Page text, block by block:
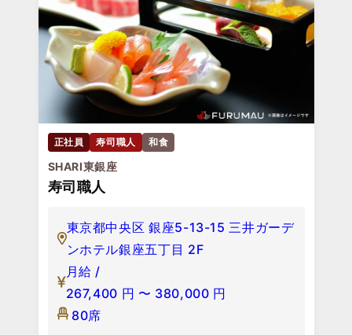
正社員 寿司職人 和食
SHARI東銀座
寿司職人
東京都中央区 銀座5-13-15 三井ガーデ
ンホテル銀座五丁目 2F
月給 /
267,400 円 〜 380,000 円
80席